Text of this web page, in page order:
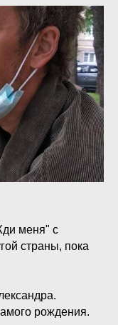
меня" с
страны, пока
рождения.